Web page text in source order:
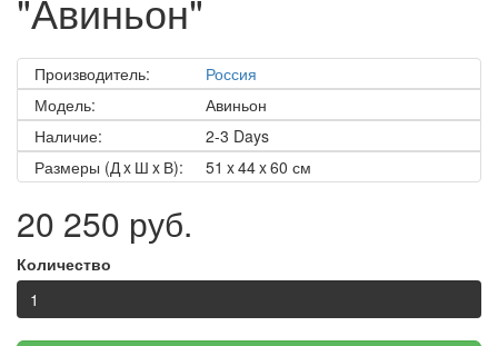
"Авиньон"
Производитель:
Россия
Модель:
Авиньон
Наличие:
2-3 Days
Размеры (Д x Ш x В):
51 x 44 x 60 см
20 250 руб.
Количество